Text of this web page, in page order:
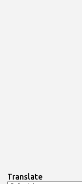
Translate